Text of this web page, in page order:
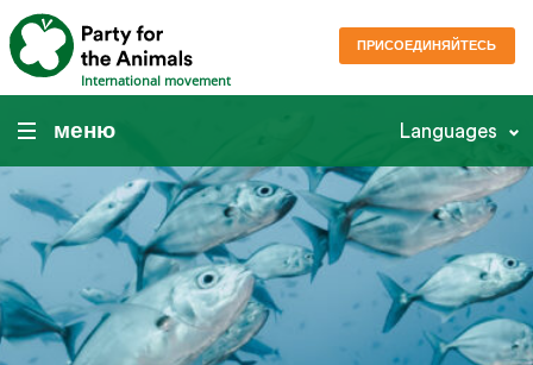
International movement
ПРИСОЕДИНЯЙТЕСЬ
меню Languages